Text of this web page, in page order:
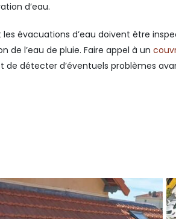
d’eau.
les évacuations d’eau doivent être
de l’eau de pluie. Faire appel à un
détecter d’éventuels problèmes